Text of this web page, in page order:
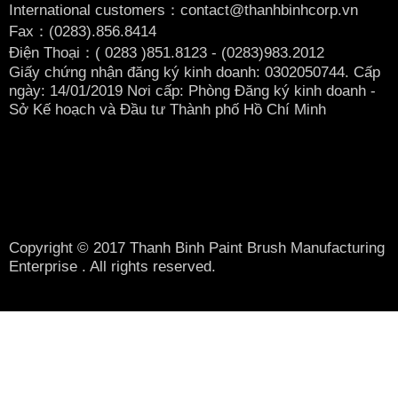
International customers：contact@thanhbinhcorp.vn
Fax：(0283).856.8414
Điện Thoại：( 0283 )851.8123 - (0283)983.2012
Giấy chứng nhận đăng ký kinh doanh: 0302050744. Cấp
ngày: 14/01/2019 Nơi cấp: Phòng Đăng ký kinh doanh -
Sở Kế hoạch và Đầu tư Thành phố Hồ Chí Minh
Copyright © 2017 Thanh Binh Paint Brush Manufacturing
Enterprise . All rights reserved.